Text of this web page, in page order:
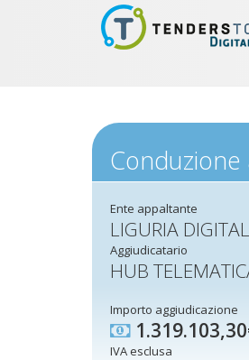
Ente appaltante
LIGURIA
Aggiudicatario
HUB
Importo aggiudicazione
IVA esclusa